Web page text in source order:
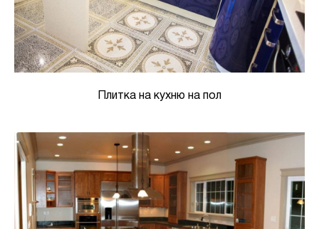
Плитка на кухню на пол